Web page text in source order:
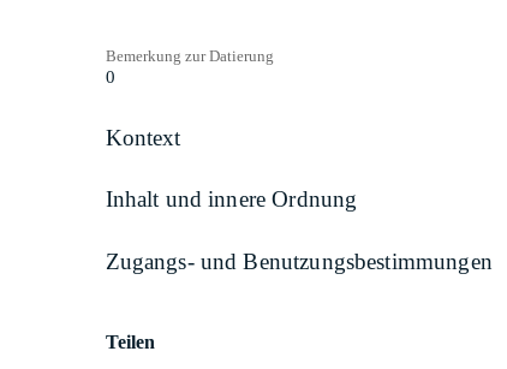
Bemerkung zur Datierung
0
Kontext
Inhalt und innere Ordnung
Zugangs- und Benutzungsbestimmungen
Teilen